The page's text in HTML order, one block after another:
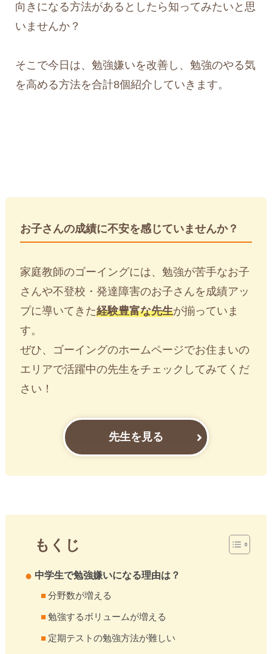
向きになる方法があるとしたら知ってみたいと思
いませんか？
そこで今日は、勉強嫌いを改善し、勉強のやる気
を高める方法を合計8個紹介していきます。
お子さんの成績に不安を感じていませんか？
家庭教師のゴーイングには、勉強が苦手なお子
さんや不登校・発達障害のお子さんを成績アッ
プに導いてきた経験豊富な先生が揃っていま
す。
ぜひ、ゴーイングのホームページでお住まいの
エリアで活躍中の先生をチェックしてみてくだ
さい！
先生を見る
もくじ
中学生で勉強嫌いになる理由は？
分野数が増える
勉強するボリュームが増える
定期テストの勉強方法が難しい